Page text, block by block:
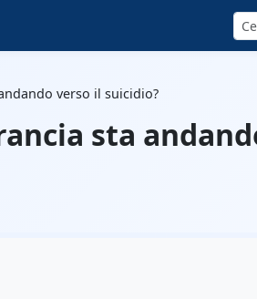
verso il suicidio?
sta